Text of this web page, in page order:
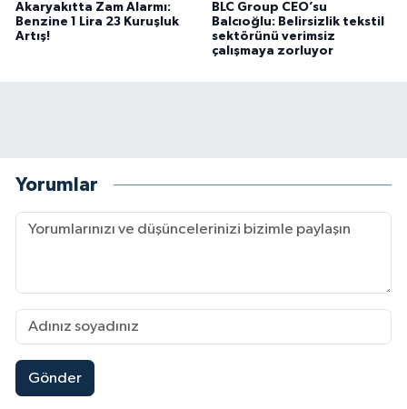
Akaryakıtta Zam Alarmı:
Benzine 1 Lira 23 Kuruşluk
Artış!
BLC Group CEO’su
Balcıoğlu: Belirsizlik tekstil
sektörünü verimsiz
çalışmaya zorluyor
Yorumlar
Gönder
17:19 |Kahramanmaraşlı İşçi Adana'daki Tünel